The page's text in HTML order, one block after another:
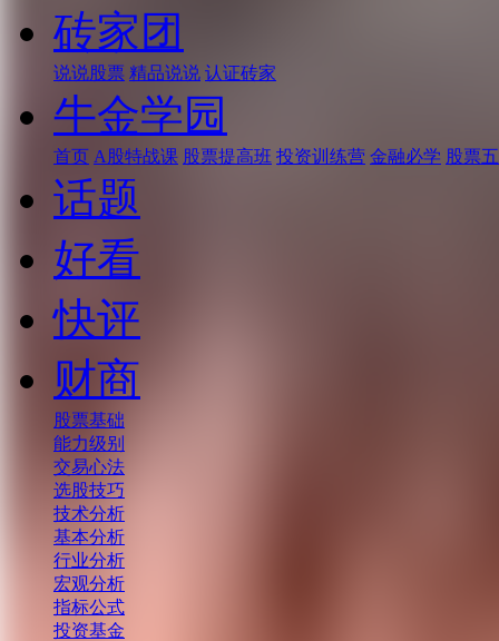
砖家团
说说股票 精品说说 认证砖家
牛金学园
首页 A股特战课 股票提高班 投资训练营 金融必学 股票
话题
好看
快评
财商
股票基础
能力级别
交易心法
选股技巧
技术分析
基本分析
行业分析
宏观分析
指标公式
投资基金